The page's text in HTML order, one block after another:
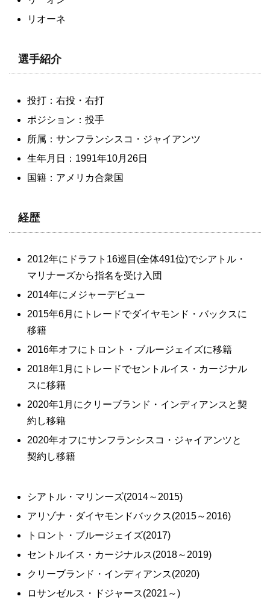
リオーネ
選手紹介
投打：右投・右打
ポジション：投手
所属：サンフランシスコ・ジャイアンツ
生年月日：1991年10月26日
国籍：アメリカ合衆国
経歴
2012年にドラフト16巡目(全体491位)でシアトル・
マリナーズから指名を受け入団
2014年にメジャーデビュー
2015年6月にトレードでダイヤモンド・バックスに
移籍
2016年オフにトロント・ブルージェイズに移籍
2018年1月にトレードでセントルイス・カージナル
スに移籍
2020年1月にクリーブランド・インディアンスと契
約し移籍
2020年オフにサンフランシスコ・ジャイアンツと
契約し移籍
シアトル・マリンーズ(2014～2015)
アリゾナ・ダイヤモンドバックス(2015～2016)
トロント・ブルージェイズ(2017)
セントルイス・カージナルス(2018～2019)
クリーブランド・インディアンス(2020)
ロサンゼルス・ドジャース(2021～)